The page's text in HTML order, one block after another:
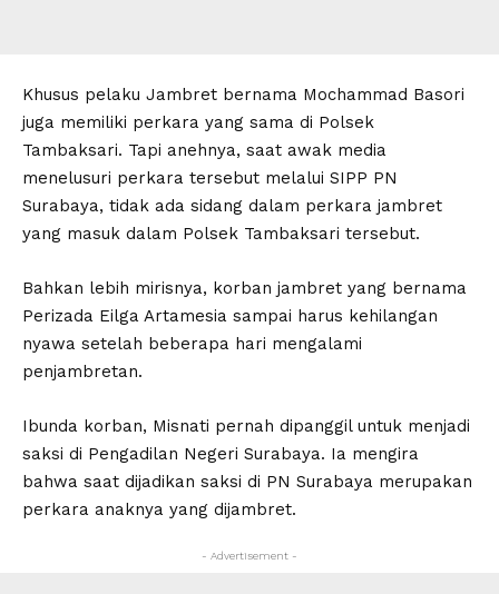
Khusus pelaku Jambret bernama Mochammad Basori
juga memiliki perkara yang sama di Polsek
Tambaksari. Tapi anehnya, saat awak media
menelusuri perkara tersebut melalui SIPP PN
Surabaya, tidak ada sidang dalam perkara jambret
yang masuk dalam Polsek Tambaksari tersebut.
Bahkan lebih mirisnya, korban jambret yang bernama
Perizada Eilga Artamesia sampai harus kehilangan
nyawa setelah beberapa hari mengalami
penjambretan.
Ibunda korban, Misnati pernah dipanggil untuk menjadi
saksi di Pengadilan Negeri Surabaya. Ia mengira
bahwa saat dijadikan saksi di PN Surabaya merupakan
perkara anaknya yang dijambret.
- Advertisement -